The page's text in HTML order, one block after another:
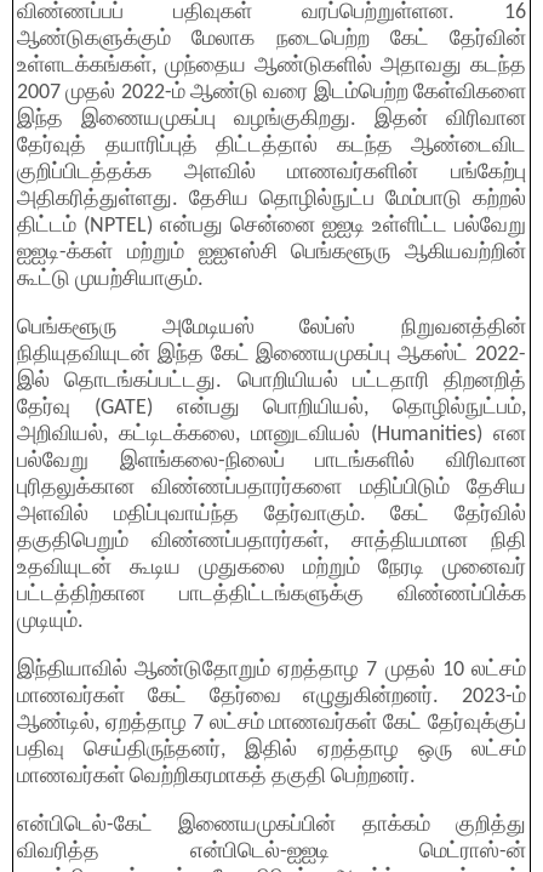
விண்ணப்பப் பதிவுகள் வரப்பெற்றுள்ளன. 16
ஆண்டுகளுக்கும் மேலாக நடைபெற்ற கேட் தேர்வின்
உள்ளடக்கங்கள், முந்தைய ஆண்டுகளில் அதாவது கடந்த
2007 முதல் 2022-ம் ஆண்டு வரை இடம்பெற்ற கேள்விகளை
இந்த இணையமுகப்பு வழங்குகிறது. இதன் விரிவான
தேர்வுத் தயாரிப்புத் திட்டத்தால் கடந்த ஆண்டைவிட
குறிப்பிடத்தக்க அளவில் மாணவர்களின் பங்கேற்பு
அதிகரித்துள்ளது. தேசிய தொழில்நுட்ப மேம்பாடு கற்றல்
திட்டம் (NPTEL) என்பது சென்னை ஐஐடி உள்ளிட்ட பல்வேறு
ஐஐடி-க்கள் மற்றும் ஐஐஎஸ்சி பெங்களூரு ஆகியவற்றின்
கூட்டு முயற்சியாகும்.
பெங்களூரு அமேடியஸ் லேப்ஸ் நிறுவனத்தின்
நிதியுதவியுடன் இந்த கேட் இணையமுகப்பு ஆகஸ்ட் 2022-
இல் தொடங்கப்பட்டது. பொறியியல் பட்டதாரி திறனறித்
தேர்வு (GATE) என்பது பொறியியல், தொழில்நுட்பம்,
அறிவியல், கட்டிடக்கலை, மானுடவியல் (Humanities) என
பல்வேறு இளங்கலை-நிலைப் பாடங்களில் விரிவான
புரிதலுக்கான விண்ணப்பதாரர்களை மதிப்பிடும் தேசிய
அளவில் மதிப்புவாய்ந்த தேர்வாகும். கேட் தேர்வில்
தகுதிபெறும் விண்ணப்பதாரர்கள், சாத்தியமான நிதி
உதவியுடன் கூடிய முதுகலை மற்றும் நேரடி முனைவர்
பட்டத்திற்கான பாடத்திட்டங்களுக்கு விண்ணப்பிக்க
முடியும்.
இந்தியாவில் ஆண்டுதோறும் ஏறத்தாழ 7 முதல் 10 லட்சம்
மாணவர்கள் கேட் தேர்வை எழுதுகின்றனர். 2023-ம்
ஆண்டில், ஏறத்தாழ 7 லட்சம் மாணவர்கள் கேட் தேர்வுக்குப்
பதிவு செய்திருந்தனர், இதில் ஏறத்தாழ ஒரு லட்சம்
மாணவர்கள் வெற்றிகரமாகத் தகுதி பெற்றனர்.
என்பிடெல்-கேட் இணையமுகப்பின் தாக்கம் குறித்து
விவரித்த என்பிடெல்-ஐஐடி மெட்ராஸ்-ன்